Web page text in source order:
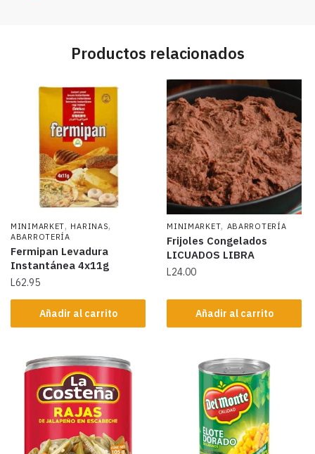
Productos relacionados
MINIMARKET, HARINAS,
ABARROTERÍA
Fermipan Levadura
Instantánea 4x11g
L62.95
Añadir al carrito
MINIMARKET, ABARROTERÍA
Frijoles Congelados
LICUADOS LIBRA
L24.00
Añadir al carrito